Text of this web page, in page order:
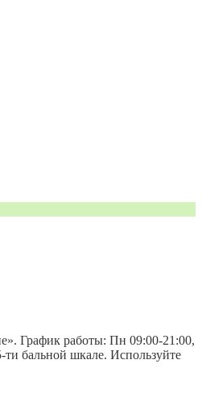
График работы: Пн 09:00-21:00,
бальной шкале. Используйте